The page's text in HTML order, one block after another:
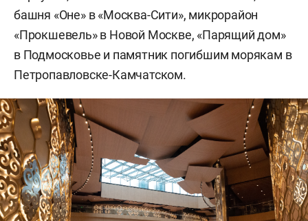
башня «Оне» в «Москва-Сити», микрорайон
«Прокшевель» в Новой Москве, «Парящий дом»
в Подмосковье и памятник погибшим морякам в
Петропавловске-Камчатском.